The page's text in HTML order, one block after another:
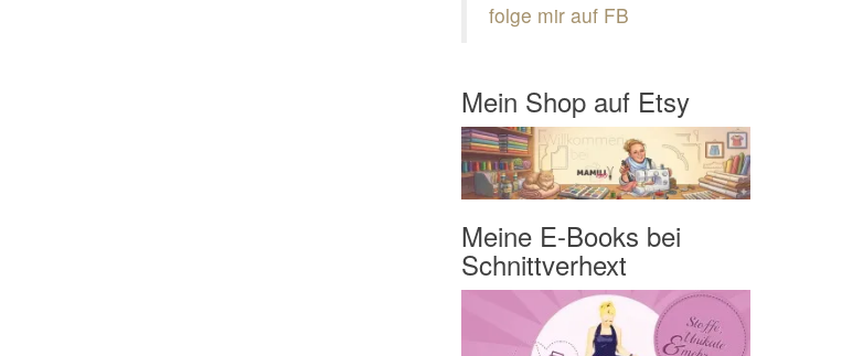
folge mir auf FB
Mein Shop auf Etsy
Meine E-Books bei
Schnittverhext